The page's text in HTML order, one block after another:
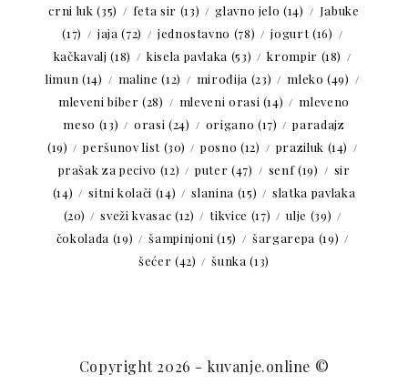
crni luk (35) feta sir (13) glavno jelo (14)
Jabuke
(17)
jaja (72) jednostavno (78) jogurt(16)
kačkavalj (18) kisela pavlaka (53) krompir (18)
limun (14) maline (12) mirođija (23) mleko (49)
mleveni biber (28) mleveni orasi (14)
mleveno
meso (13) orasi (24) origano (17)
paradajz
(19)
peršunov list(30) posno (12) praziluk (14)
prašak za pecivo (12) puter (47) senf(19)
sir
(14)
sitni kolači (14) slanina (15)
slatka pavlaka
(20)
sveži kvasac (12) tikvice (17) ulje (39)
čokolada (19) šampinjoni (15) šargarepa (19)
šećer (42) šunka (13)
Copyright 2026 - kuvanje.online ©